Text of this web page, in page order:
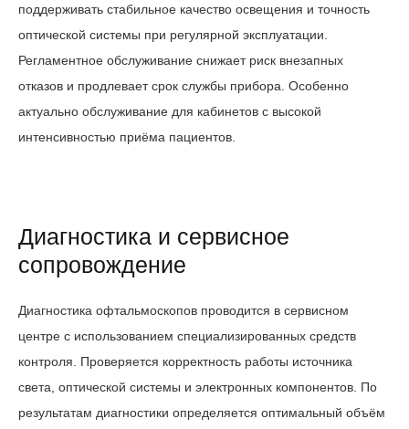
поддерживать стабильное качество освещения и точность
оптической системы при регулярной эксплуатации.
Регламентное обслуживание снижает риск внезапных
отказов и продлевает срок службы прибора. Особенно
актуально обслуживание для кабинетов с высокой
интенсивностью приёма пациентов.
Диагностика и сервисное
сопровождение
Диагностика офтальмоскопов проводится в сервисном
центре с использованием специализированных средств
контроля. Проверяется корректность работы источника
света, оптической системы и электронных компонентов. По
результатам диагностики определяется оптимальный объём